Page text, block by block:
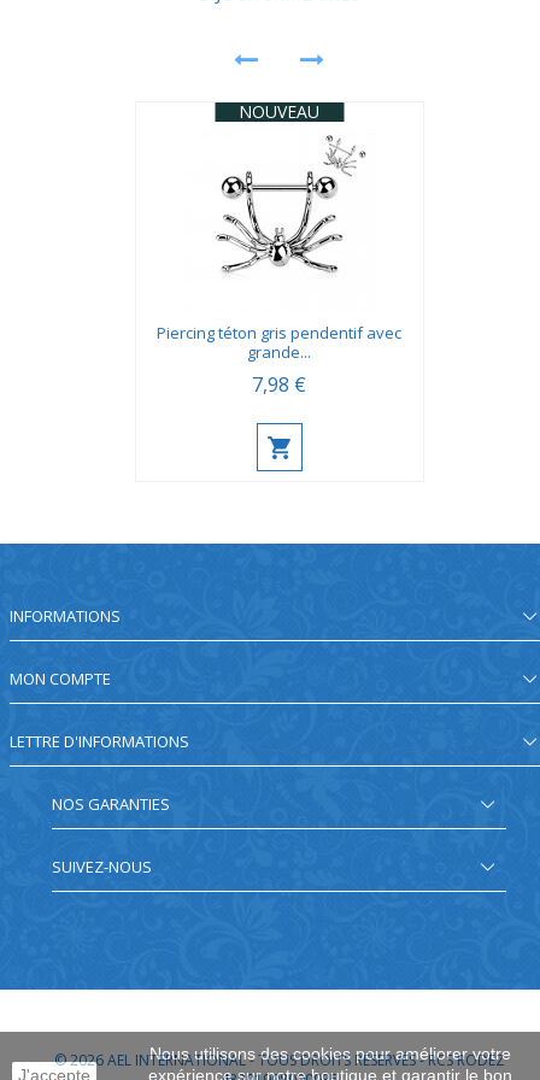
NOUVEAU
Piercing téton gris pendentif avec
grande...
7,98 €
INFORMATIONS
MON COMPTE
LETTRE D'INFORMATIONS
J'accepte
Nous utilisons des cookies pour améliorer votre
expérience sur notre boutique et garantir le bon
NOS GARANTIES
SUIVEZ-NOUS
© 2026AEL INTERNATIONAL - TOUS DROITS RÉSERVÉS - RCS RODEZ